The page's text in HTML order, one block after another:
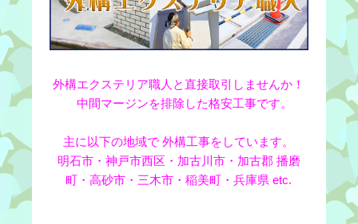
外構エクステリア職人と直接取引しませんか！
中間マージンを排除した格安工事です。
主に以下の地域で 外構工事をしています。
明石市・神戸市西区・加古川市・加古郡 播磨
町・高砂市・三木市・稲美町・兵庫県 etc.